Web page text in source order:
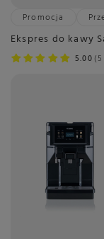
Promocja
Ekspres do kawy
5.00